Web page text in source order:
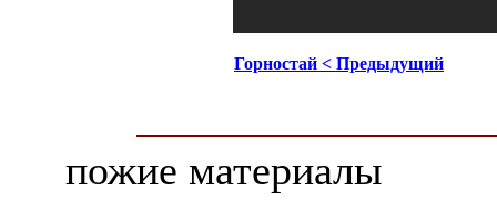
Горностай < Предыдущий
пожие материалы